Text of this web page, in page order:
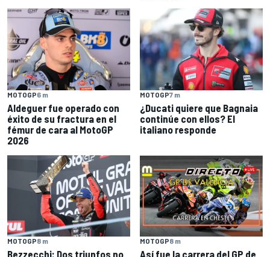
MOTOGP6 m
Aldeguer fue operado con
éxito de su fractura en el
fémur de cara al MotoGP
2026
MOTOGP7 m
¿Ducati quiere que Bagnaia
continúe con ellos? El
italiano responde
MOTOGP8 m
Bezzecchi: Dos triunfos no
MOTOGP8 m
Así fue la carrera del GP de